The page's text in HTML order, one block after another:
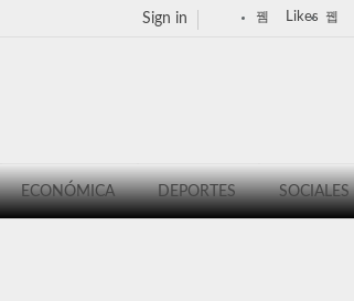
Likes
Sign in
ECONÓMICA DEPORTES SOCIALES